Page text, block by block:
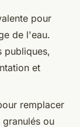
pour
de l'eau.
publiques,
et
remplacer
ou